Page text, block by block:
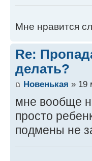
Мне нравится
Re:
делать?
Новенькая » 19
мне вообще
просто
подмены не